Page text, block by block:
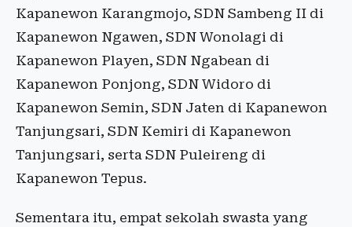
Kapanewon Karangmojo, SDN Sambeng II di
Kapanewon Ngawen, SDN Wonolagi di
Kapanewon Playen, SDN Ngabean di
Kapanewon Ponjong, SDN Widoro di
Kapanewon Semin, SDN Jaten di Kapanewon
Tanjungsari, SDN Kemiri di Kapanewon
Tanjungsari, serta SDN Puleireng di
Kapanewon Tepus.
Sementara itu, empat sekolah swasta yang